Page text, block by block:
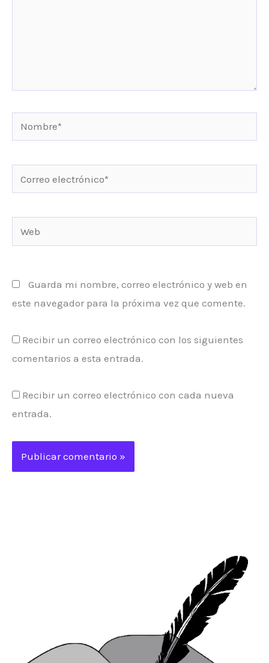
Nombre*
electrónico*
Guarda mi nombre, correo electrónico y web en
este navegador para la próxima vez que comente.
Recibir un correo electrónico con los siguientes
comentarios a esta entrada.
Recibir un correo electrónico con cada nueva
entrada.